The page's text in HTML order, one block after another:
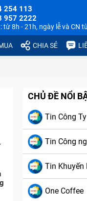
254 113
957 2222
từ 8h - 21h, ngày lễ và CN
CHIA SẺ
CHỦ ĐỀ NỔI
Tin Công Ty
Tin Công
Tin Khuyến
One Coffee